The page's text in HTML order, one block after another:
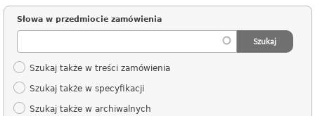
Słowa w przedmiocie zamówienia
Szukaj także w treści zamówienia
Szukaj także w specyfikacji
Szukaj także w archiwalnych